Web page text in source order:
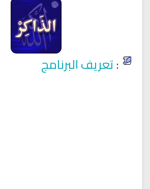
تعريف البرنامج: